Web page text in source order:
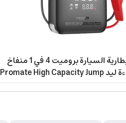
جهاز تشغيل بطارية السيارة بروميت 4 في 1 منفاخ
وباوربانك واضاءة ليد Promate High Capacity Jump
Starter